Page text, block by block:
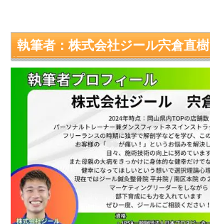
執筆者：株式会社ジール宍倉直樹